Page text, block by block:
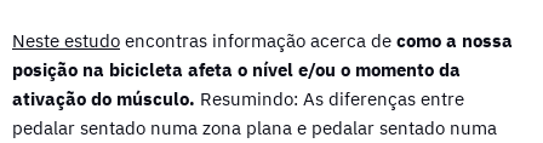
Neste estudo encontras informação acerca de como a nossa
posição na bicicleta afeta o nível e/ou o momento da
ativação do músculo. Resumindo: As diferenças entre
pedalar sentado numa zona plana e pedalar sentado numa